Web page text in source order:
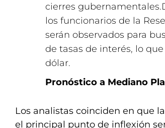
cierres
los funcionarios de la
serán observados para
de tasas de interés, lo
dólar.
Pronóstico a Mediano
Los analistas coinciden en que
el principal punto de inflexión